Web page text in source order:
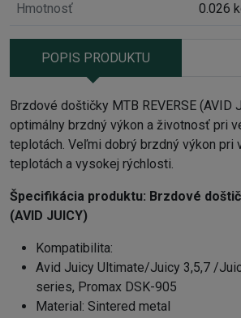
Hmotnosť 0.026
POPIS PRODUKTU
Brzdové doštičky MTB REVERSE (AVID
optimálny brzdný výkon a životnosť pri
teplotách. Veľmi dobrý brzdný výkon pri
teplotách a vysokej rýchlosti.
Špecifikácia produktu: Brzdové
(AVID JUICY)
Kompatibilita:
Avid Juicy Ultimate/Juicy 3,5,7 /
series, Promax DSK-905
Material: Sintered metal